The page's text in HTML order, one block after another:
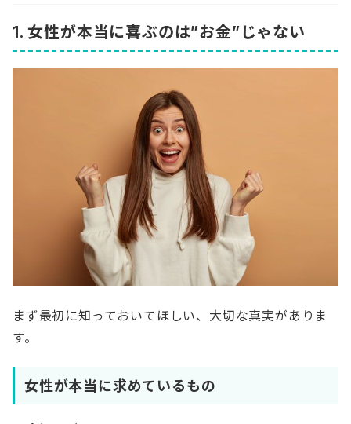
1. 女性が本当に喜ぶのは”お金”じゃない
まず最初に知っておいてほしい、大切な真実がありま
す。
女性が本当に求めているもの